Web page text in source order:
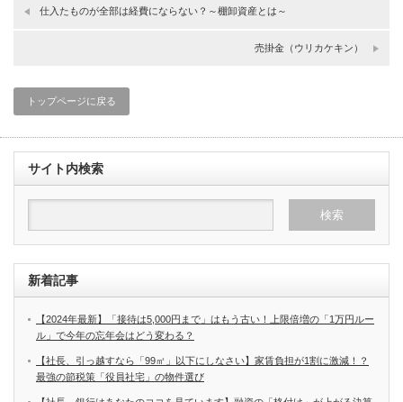
仕入たものが全部は経費にならない？～棚卸資産とは～
売掛金（ウリカケキン）
トップページに戻る
サイト内検索
新着記事
【2024年最新】「接待は5,000円まで」はもう古い！上限倍増の「1万円ルー
ル」で今年の忘年会はどう変わる？
【社長、引っ越すなら「99㎡」以下にしなさい】家賃負担が1割に激減！？
最強の節税策「役員社宅」の物件選び